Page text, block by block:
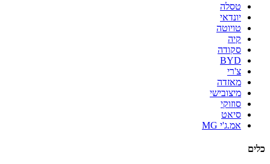
טסלה
יונדאי
טויוטה
קיה
סקודה
BYD
צ'רי
מאזדה
מיצובישי
סוזוקי
סיאט
אמ.ג'י MG
כלים